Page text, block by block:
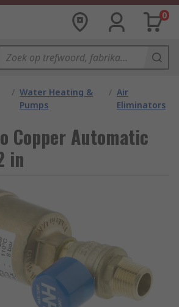
0
/ Water Heating &
Pumps
/ Air
Eliminators
Copper Automatic
in